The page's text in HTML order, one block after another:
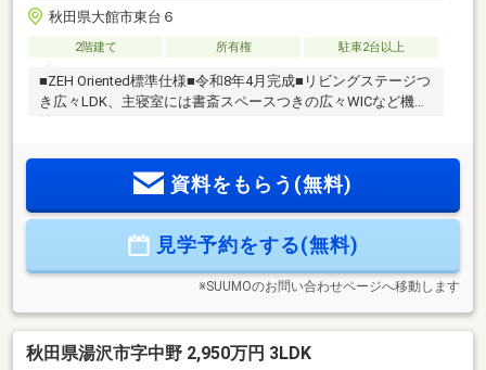
秋田県大館市東台６
2階建て 所有権 駐車2台以上
■ZEH Oriented標準仕様■令和8年4月完成■リビングステージつ
き広々LDK、主寝室には書斎スペースつきの広々WICなど機能
資料をもらう(無料)
見学予約をする(無料)
※SUUMOのお問い合わせページへ移動します
秋田県湯沢市字中野 2,950万円 3LDK